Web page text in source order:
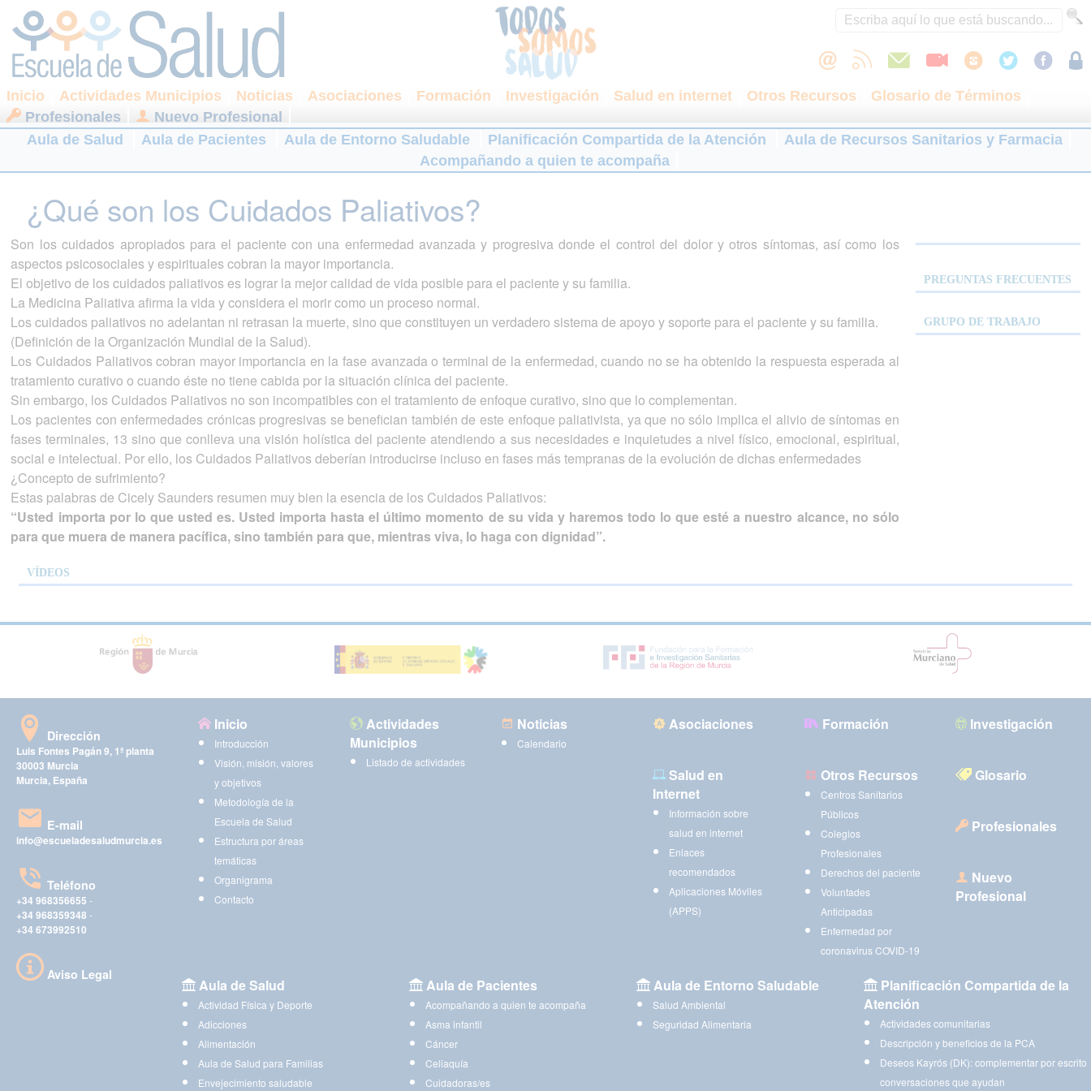
Inicio Actividades Municipios Noticias Asociaciones Formación Investigación Salud en internet Otros Recursos
Glosario de Términos
Profesionales
Nuevo Profesional
Aula de Salud
Aula de Pacientes Aula de Entorno Saludable Planificación Compartida de la Atención
Aula de Recursos Sanitarios y Farmacia
Acompañando a quien te acompaña
¿Qué son los Cuidados Paliativos?
Son los cuidados apropiados para el paciente con una enfermedad avanzada y progresiva donde el control del dolor y otros síntomas, así como los
aspectos psicosociales y espirituales cobran la mayor importancia.
El objetivo de los cuidados paliativos es lograr la mejor calidad de vida posible para el paciente y su familia.
La Medicina Paliativa afirma la vida y considera el morir como un proceso normal.
Los cuidados paliativos no adelantan ni retrasan la muerte, sino que constituyen un verdadero sistema de apoyo y soporte para el paciente y su familia.
(Definición de la Organización Mundial de la Salud).
Los Cuidados Paliativos cobran mayor importancia en la fase avanzada o terminal de la enfermedad, cuando no se ha obtenido la respuesta esperada al
tratamiento curativo o cuando éste no tiene cabida por la situación clínica del paciente.
Sin embargo, los Cuidados Paliativos no son incompatibles con el tratamiento de enfoque curativo, sino que lo complementan.
Los pacientes con enfermedades crónicas progresivas se benefician también de este enfoque paliativista, ya que no sólo implica el alivio de síntomas en
fases terminales, 13 sino que conlleva una visión holística del paciente atendiendo a sus necesidades e inquietudes a nivel físico, emocional, espiritual,
social e intelectual. Por ello, los Cuidados Paliativos deberían introducirse incluso en fases más tempranas de la evolución de dichas enfermedades
¿Concepto de sufrimiento?
Estas palabras de Cicely Saunders resumen muy bien la esencia de los Cuidados Paliativos:
“Usted importa por lo que usted es. Usted importa hasta el último momento de su vida y haremos todo lo que esté a nuestro alcance, no sólo
para que muera de manera pacífica, sino también para que, mientras viva, lo haga con dignidad”.
PREGUNTAS FRECUENTES
GRUPO DE TRABAJO
VÍDEOS
Dirección
Luis Fontes Pagán 9, 1ª planta
30003 Murcia
Murcia, España
E-mail
info@escueladesaludmurcia.es
Teléfono
+34 968356655 -
+34 968359348 -
+34 673992510
Aviso Legal
Inicio
Introducción
Visión, misión, valores
y objetivos
Metodología de la
Escuela de Salud
Estructura por áreas
temáticas
Organigrama
Contacto
Actividades
Municipios
Listado de actividades
Noticias
Calendario
Asociaciones Formación Investigación
Salud en
Internet
Información sobre
salud en internet
Enlaces
recomendados
Aplicaciones Móviles
(APPS)
Otros Recursos
Centros Sanitarios
Públicos
Colegios
Profesionales
Derechos del paciente
Voluntades
Anticipadas
Enfermedad por
coronavirus COVID-19
Glosario
Profesionales
Nuevo
Profesional
Aula de Salud
Actividad Física y Deporte
Adicciones
Alimentación
Aula de Salud para Familias
Envejecimiento saludable
Aula de Pacientes
Acompañando a quien te acompaña
Asma infantil
Cáncer
Celiaquía
Cuidadoras/es
Aula de Entorno Saludable
Salud Ambiental
Seguridad Alimentaria
Planificación Compartida de la
Atención
Actividades comunitarias
Descripción y beneficios de la PCA
Deseos Kayrós (DK): complementar por escrito
conversaciones que ayudan